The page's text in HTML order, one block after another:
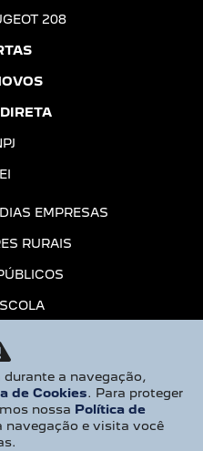
208
EMPRESAS
RURAIS
a navegação,
de Cookies. Para proteger
nossa Política de
navegação e visita você